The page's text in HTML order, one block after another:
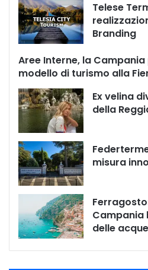
Telese
Branding
Aree Interne, la
modello di turismo alla
Ex velina
della
misura
Campania
delle acque